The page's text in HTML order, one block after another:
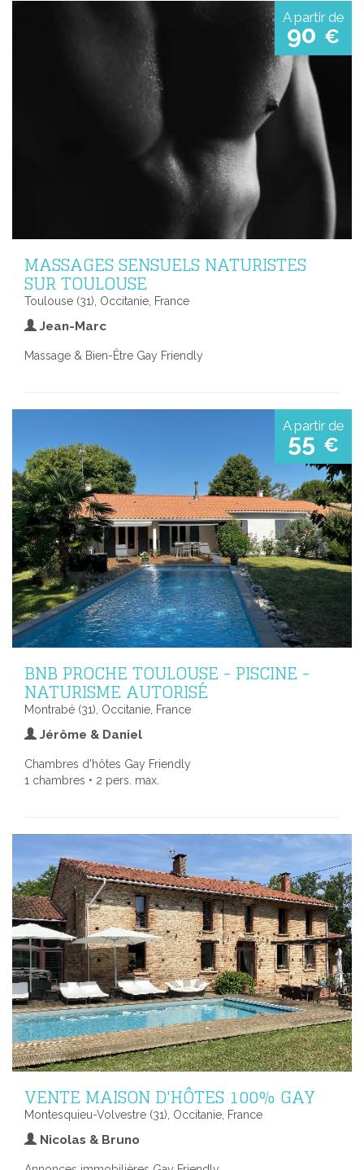
A partir de
90 €
MASSAGES SENSUELS NATURISTES
SUR TOULOUSE
Toulouse (31), Occitanie, France
Jean-Marc
Massage & Bien-Être Gay Friendly
A partir de
55 €
BNB PROCHE TOULOUSE - PISCINE -
NATURISME AUTORISÉ
Montrabé (31), Occitanie, France
Jérôme & Daniel
Chambres d'hôtes Gay Friendly
1 chambres • 2 pers. max.
VENTE MAISON D'HÔTES 100% GAY
Montesquieu-Volvestre (31), Occitanie, France
Nicolas & Bruno